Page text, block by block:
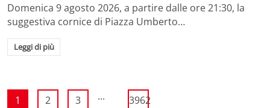
Domenica 9 agosto 2026, a partire dalle ore 21:30, la
suggestiva cornice di Piazza Umberto…
Leggi di più
1 2 3 ... 3962